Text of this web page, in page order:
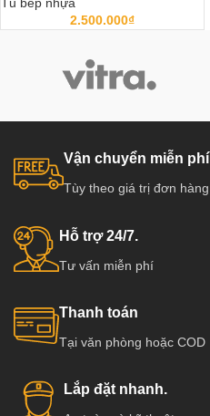
2.500.000₫
Vận chuyển miễn phí
Tùy theo giá trị đơn hàng
Hỗ trợ 24/7.
Tư vấn miễn phí
Thanh toán
Tại văn phòng hoặc COD
Lắp đặt nhanh.